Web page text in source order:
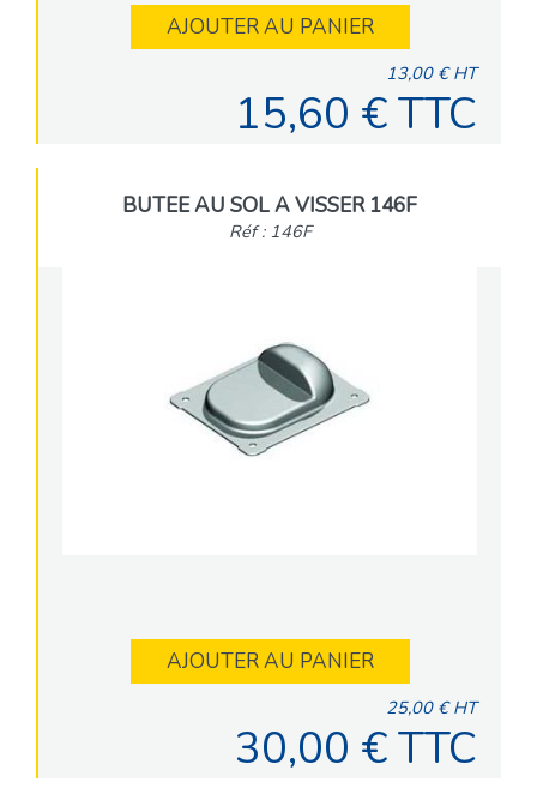
AJOUTER AU PANIER
13,00 € HT
15,60 € TTC
BUTEE AU SOL A VISSER 146F
Réf : 146F
AJOUTER AU PANIER
25,00 € HT
30,00 € TTC